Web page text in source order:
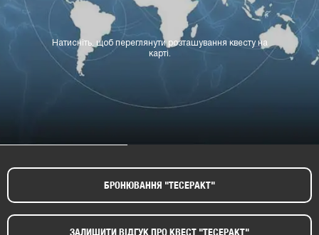
Натисніть, щоб переглянути розташування квесту на
карті.
БРОНЮВАННЯ "ТЕСЕРАКТ"​
ЗАЛИШИТИ ВІДГУК ПРО КВЕСТ "ТЕСЕРАКТ"​